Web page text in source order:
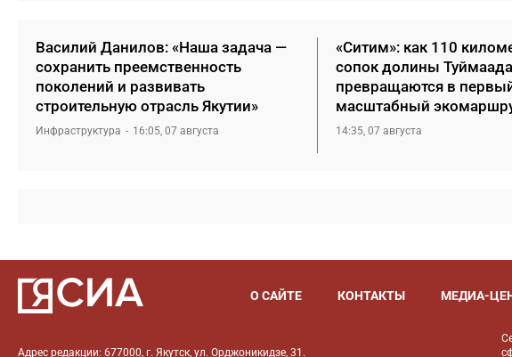
Василий Данилов: «Наша задача —
сохранить преемственность
поколений и развивать
строительную отрасль Якутии»
Инфраструктура 16:05, 07 августа
«Ситим»: как 110
сопок долины Туймаада
превращаются в
масштабный
14:35, 07 августа
О САЙТЕ КОНТАКТЫ МЕДИА-
Адрес редакции: 677000, г. Якутск, ул. Орджоникидзе, 31.